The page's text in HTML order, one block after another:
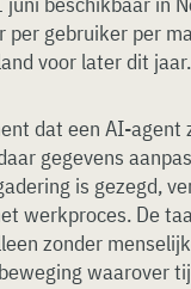
gebruiker per
voor later dit jaar.
dat een AI-agent
gegevens
is gezegd,
werkproces. De
zonder
waarover